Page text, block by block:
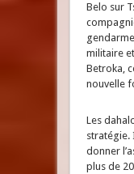
Belo sur
militaire
Betroka,
nouvelle
Les
stratégie.
donner
plus de